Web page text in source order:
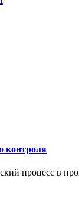
контроля
процесс в